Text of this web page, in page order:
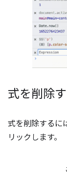
式を削除
式を削除するに
リックします。